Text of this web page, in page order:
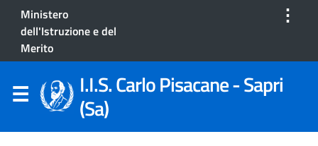
Ministero
dell'Istruzione e del
Merito
⋮
I.I.S. Carlo Pisacane - Sapri
(Sa)